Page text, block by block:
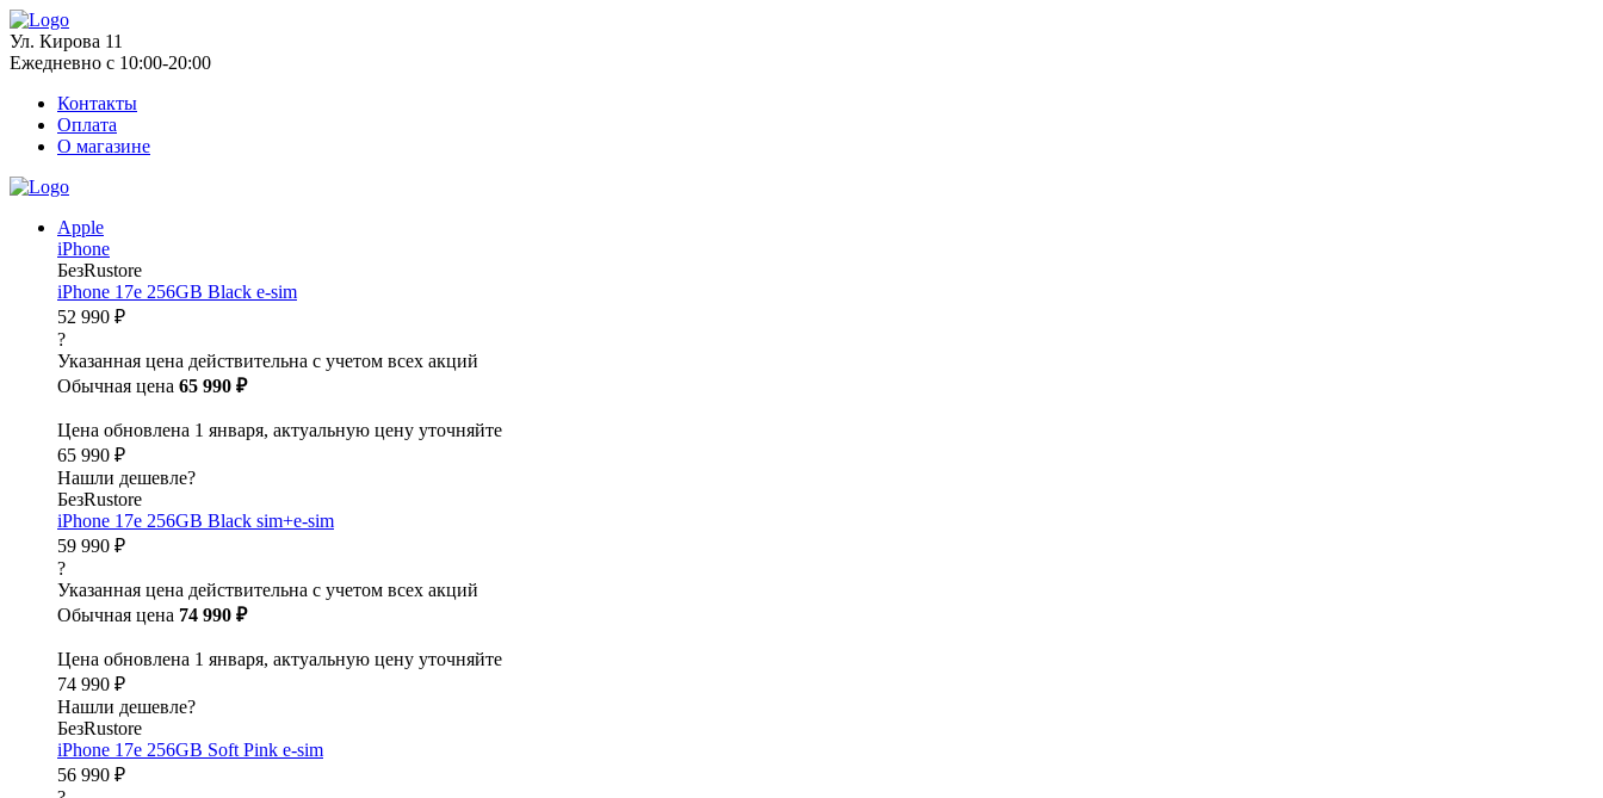
Ул. Кирова 11
Ежедневно с 10:00-20:00
Контакты
Оплата
О магазине
Apple
iPhone
БезRustore
iPhone 17e 256GB Black e-sim
52 990 ₽
?
Указанная цена действительна с учетом всех акций
Обычная цена 65 990 ₽
Цена обновлена 1 января, актуальную цену уточняйте
65 990 ₽
Нашли дешевле?
БезRustore
iPhone 17e 256GB Black sim+e-sim
59 990 ₽
?
Указанная цена действительна с учетом всех акций
Обычная цена 74 990 ₽
Цена обновлена 1 января, актуальную цену уточняйте
74 990 ₽
Нашли дешевле?
БезRustore
iPhone 17e 256GB Soft Pink e-sim
56 990 ₽